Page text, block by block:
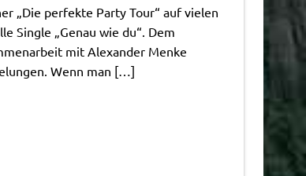
„Die perfekte Party Tour“ auf vielen
Single „Genau wie du“. Dem
mit Alexander Menke
Wenn man […]